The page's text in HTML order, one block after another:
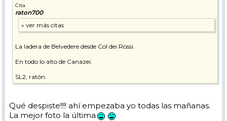
Cita
raton700
La ladera de Belvedere desde Col dei Rossi.
En todo lo alto de Canazei.
SL2, ratón.
Qué despiste!!!! ahí empezaba yo todas las mañanas.
La mejor foto la última